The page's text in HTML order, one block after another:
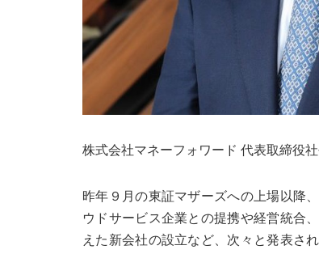
株式会社マネーフォワード 代表取締役
昨年９月の東証マザーズへの上場以降
ウドサービス企業との提携や経営統合
えた新会社の設立など、次々と発表さ